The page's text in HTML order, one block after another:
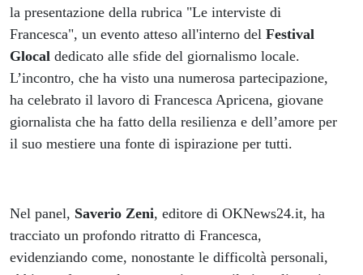
la presentazione della rubrica "Le interviste di
Francesca", un evento atteso all'interno del Festival
Glocal dedicato alle sfide del giornalismo locale.
L’incontro, che ha visto una numerosa partecipazione,
ha celebrato il lavoro di Francesca Apricena, giovane
giornalista che ha fatto della resilienza e dell’amore per
il suo mestiere una fonte di ispirazione per tutti.
Nel panel, Saverio Zeni, editore di OKNews24.it, ha
tracciato un profondo ritratto di Francesca,
evidenziando come, nonostante le difficoltà personali,